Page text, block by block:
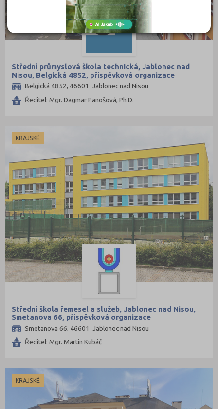
Tábor (15)
Teplice (14)
Trutnov (16)
Uherské Hradiště (19)
Ústí nad Orlicí (22)
Vyškov (6)
Zlín (22)
Znojmo (11)
Žďár nad Sázavou (18)
Střední průmyslová škola technická, Jablonec nad
Nisou, Belgická 4852, příspěvková organizace
Belgická 4852, 46601 Jablonec nad Nisou
Ředitel: Mgr. Dagmar Panošová, Ph.D.
KRAJSKÉ
Střední škola řemesel a služeb, Jablonec nad Nisou,
Smetanova 66, příspěvková organizace
Smetanova 66, 46601 Jablonec nad Nisou
Ředitel: Mgr. Martin Kubáč
KRAJSKÉ